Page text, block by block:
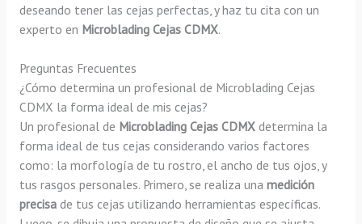
deseando tener las cejas perfectas, y haz tu cita con un
experto en Microblading Cejas CDMX.
Preguntas Frecuentes
¿Cómo determina un profesional de Microblading Cejas
CDMX la forma ideal de mis cejas?
Un profesional de Microblading Cejas CDMXdetermina la
forma ideal de tus cejas considerando varios factores
como: la morfología de tu rostro, el ancho de tus ojos, y
tus rasgos personales. Primero, se realiza una medición
precisade tus cejas utilizando herramientas específicas.